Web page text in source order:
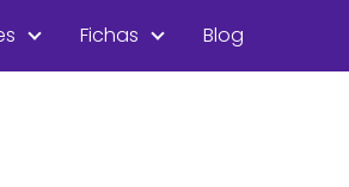
Fichas Blog